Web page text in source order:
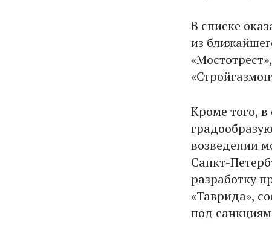
В списке
из
Кроме того, в
возведении
Санкт-
разработку
«Таврида»,
под